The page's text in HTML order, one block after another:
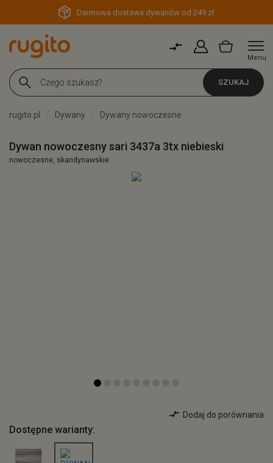
Darmowa dostawa dywanów od 249 zł
Menu
SZUKAJ
rugito.pl Dywany Dywany nowoczesne
Dywan nowoczesny sari 3437a 3tx niebieski
nowoczesne, skandynawskie
Dodaj do porównania
Dostępne warianty: